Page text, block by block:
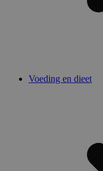
Voeding en dieet